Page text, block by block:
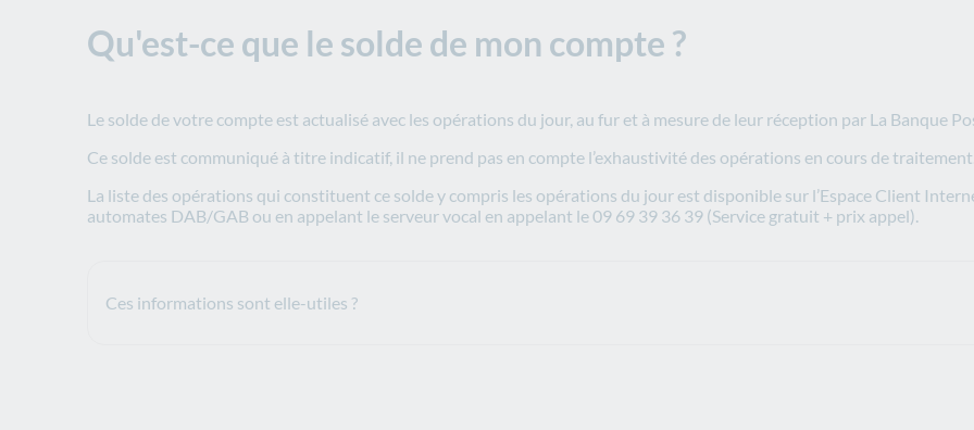
Qu'est-ce que le solde de mon compte ?
Le solde de votre compte est actualisé avec les opérations du jour, au fur et à mesure de leur réception par La Banque
Ce solde est communiqué à titre indicatif, il ne prend pas en compte l’exhaustivité des opérations en cours de traitement.
La liste des opérations qui constituent ce solde y compris les opérations du jour est disponible sur l’Espace Client
automates DAB/GAB ou en appelant le serveur vocal en appelant le 09 69 39 36 39 (Service gratuit + prix appel).
Ces informations sont elle-utiles ?